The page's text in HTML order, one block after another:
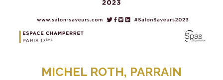
MICHEL ROTH, PARRAIN